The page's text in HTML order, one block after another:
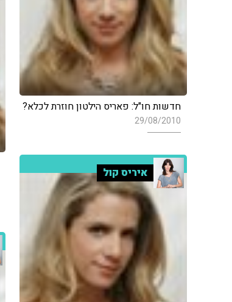
חדשות חו"ל: פאריס הילטון חוזרת לכלא?
29/08/2010
איריס קול